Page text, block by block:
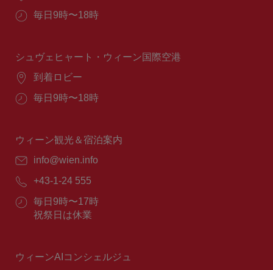
営
間：
毎日9時〜18時
シュヴェヒャート・ウィーン国際空港
場
到着ロビー
営
間：
毎日9時〜18時
ウィーン観光＆宿泊案内
E
ー
ル：
info@wien.info
電
番
号：
+43-1-24 555
営
業
毎日9時〜17時
祝祭日は休業
ウィーンAIコンシェルジュ